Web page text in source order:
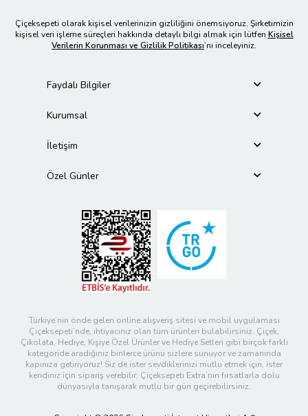
Çiçeksepeti olarak kişisel verilerinizin gizliliğini önemsiyoruz. Şirketimizin
kişisel veri işleme süreçleri hakkında detaylı bilgi almak için lütfen Kişisel
Verilerin Korunması ve Gizlilik Politikası’nı inceleyiniz.
Faydalı Bilgiler
Kurumsal
İletişim
Özel Günler
Türkiye’nin önde gelen online alışveriş sitesi ve mobil uygulaması
Çiçeksepeti’nde, ihtiyacınız olan tüm ürünleri bulabilirsiniz. Çiçek,
Çikolata, Hediye, Kişiye Özel Ürünler ve Hediye Setleri gibi birçok farklı
kategoride aradığınız binlerce ürünü sizlere sunuyor ve zamanında
kapınıza getiriyoruz! Siz de ister sevdiklerinizi mutlu etmek için, ister
kendiniz için sipariş verebilir; Çiçeksepeti Extra’nın fırsatlarla dolu
dünyasıyla tanışarak mutlu bir gün geçirebilirsiniz.